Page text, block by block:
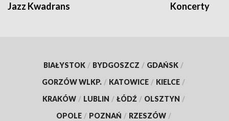
Jazz Kwadrans Koncerty
BIAŁYSTOK / BYDGOSZCZ / GDAŃSK /
GORZÓW WLKP. / KATOWICE / KIELCE /
KRAKÓW / LUBLIN / ŁÓDŹ / OLSZTYN /
OPOLE / POZNAŃ / RZESZÓW /